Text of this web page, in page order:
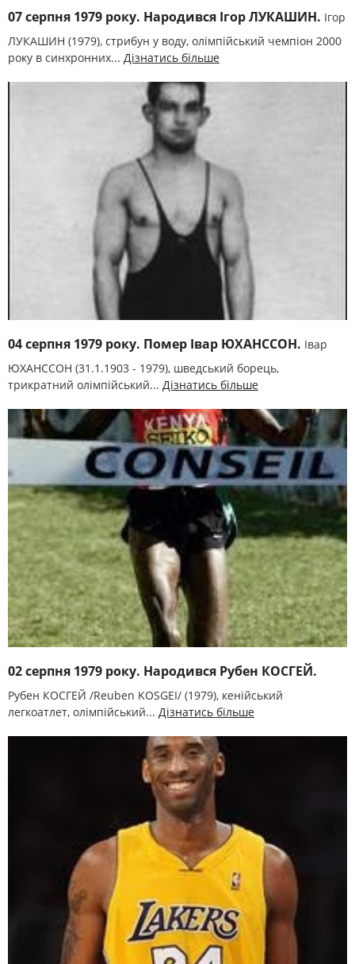
07 серпня 1979 року. Народився Ігор ЛУКАШИН. Ігор
ЛУКАШИН (1979), стрибун у воду, олімпійський чемпіон 2000
року в синхронних... Дізнатись більше
04 серпня 1979 року. Помер Івар ЮХАНССОН. Івар
ЮХАНССОН (31.1.1903 - 1979), шведський борець,
трикратний олімпійський... Дізнатись більше
02 серпня 1979 року. Народився Рубен КОСГЕЙ.
Рубен КОСГЕЙ /Reuben KOSGEI/ (1979), кенійський
легкоатлет, олімпійський... Дізнатись більше